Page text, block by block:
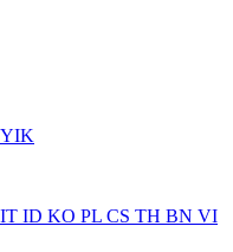
IT ID KO PL CS TH BN VI